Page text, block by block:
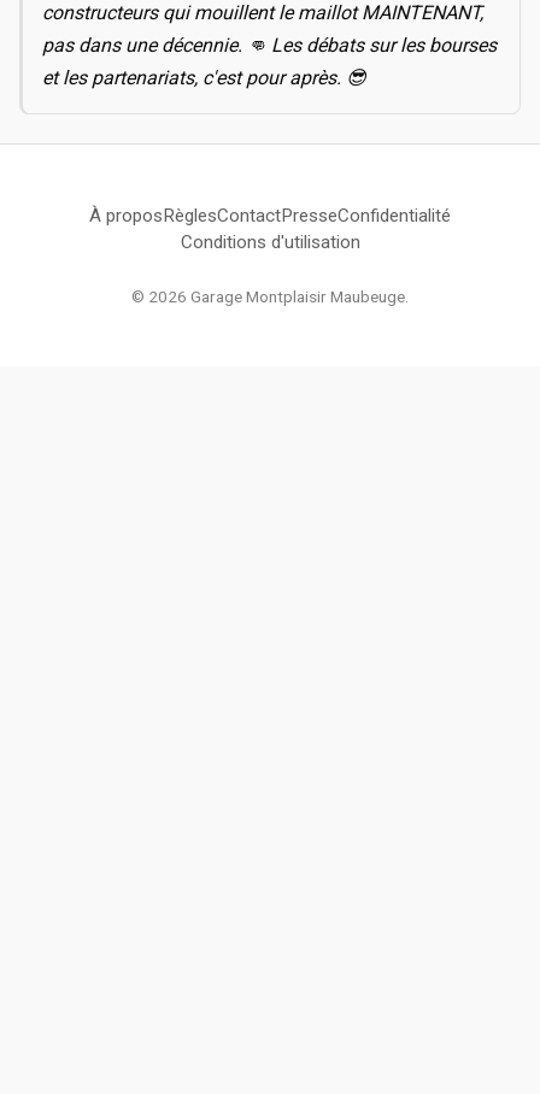
constructeurs qui mouillent le maillot MAINTENANT,
pas dans une décennie. 👊 Les débats sur les bourses
et les partenariats, c'est pour après. 😎
À proposRèglesContactPresseConfidentialité
Conditions d'utilisation
© 2026 Garage Montplaisir Maubeuge.